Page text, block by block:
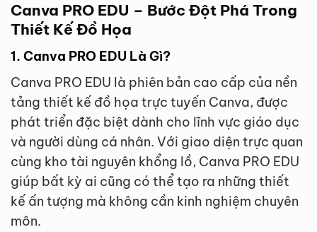
Canva PRO EDU – Bước Đột Phá Trong
Thiết Kế Đồ Họa
1. Canva PRO EDU Là Gì?
Canva PRO EDU là phiên bản cao cấp của nền
tảng thiết kế đồ họa trực tuyến Canva, được
phát triển đặc biệt dành cho lĩnh vực giáo dục
và người dùng cá nhân. Với giao diện trực quan
cùng kho tài nguyên khổng lồ, Canva PRO EDU
giúp bất kỳ ai cũng có thể tạo ra những thiết
kế ấn tượng mà không cần kinh nghiệm chuyên
môn.